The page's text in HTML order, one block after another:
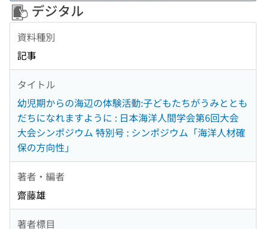
デジタル
資料種別
記事
タイトル
幼児期からの海辺の体験活動:子どもたちがうみととも
だちになれますように : 日本海洋人間学会第6回大会
大会シンポジウム 特別号 : シンポジウム「海洋人材確
保の方向性」
著者・編者
齋藤雄
著者標目